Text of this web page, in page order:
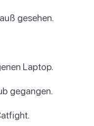
gesehen.
Laptop.
gegangen.